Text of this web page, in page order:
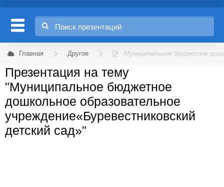
Главная Другое Муниципальное бюджетное
Презентация на тему
"Муниципальное бюджетное
дошкольное образовательное
учреждение«Буревестниковский
детский сад»"